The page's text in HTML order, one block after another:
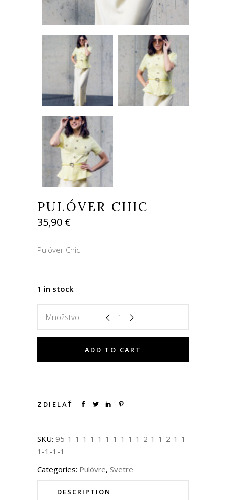
PULÓVER CHIC
35,90 €
Pulóver Chic
1 in stock
Množstvo
ADD TO CART
ZDIELAŤ
SKU: 95-1-1-1-1-1-1-1-1-1-1-2-1-1-2-1-1-
1-1-1-1
Categories: Pulóvre, Svetre
DESCRIPTION